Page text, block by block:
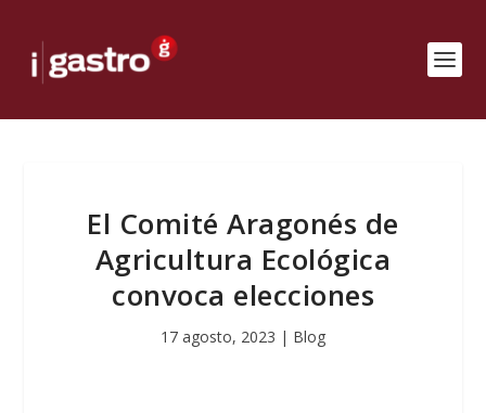
El Comité Aragonés de
Agricultura Ecológica
convoca elecciones
17 agosto, 2023 | Blog